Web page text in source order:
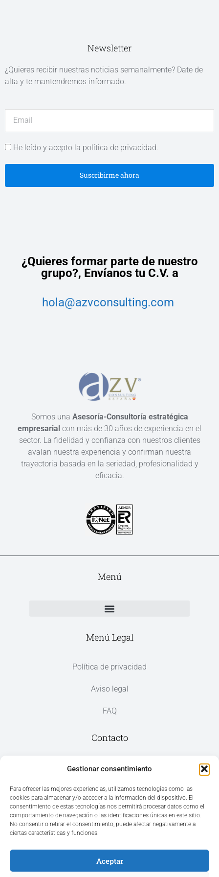
Gestionar consentimiento
Para ofrecer las mejores experiencias, utilizamos tecnologías como las
cookies para almacenar y/o acceder a la información del dispositivo. El
consentimiento de estas tecnologías nos permitirá procesar datos como el
comportamiento de navegación o las identificaciones únicas en este sitio.
No consentir o retirar el consentimiento, puede afectar negativamente a
ciertas características y funciones.
Aceptar
Newsletter
¿Quieres recibir nuestras noticias semanalmente? Date de
alta y te mantendremos informado.
He leído y acepto la política de privacidad.
Suscribirme ahora
¿Quieres formar parte de nuestro
grupo?, Envíanos tu C.V. a
hola@azvconsulting.com
Somos una Asesoría-Consultoría estratégica
empresarial con más de 30 años de experiencia en el
sector. La fidelidad y confianza con nuestros clientes
avalan nuestra experiencia y confirman nuestra
trayectoria basada en la seriedad, profesionalidad y
eficacia.
Menú
Menú Legal
Política de privacidad
Aviso legal
FAQ
Contacto
Av. del Mar, 59, 03187 Los Montesinos,
+34 965 207 262
hola@azvconsulting.com
Acceso área privada